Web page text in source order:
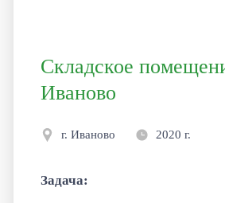
Складское
Иваново
г. Иваново 2020 г.
Задача: